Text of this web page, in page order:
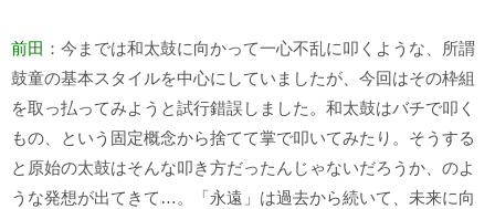
前田 ：今までは和太鼓に向かって一心不乱に叩くような、所謂
鼓童の基本スタイルを中心にしていましたが、今回はその枠組
を取っ払ってみようと試行錯誤しました。和太鼓はバチで叩く
もの、という固定概念から捨てて掌で叩いてみたり。そうする
と原始の太鼓はそんな叩き方だったんじゃないだろうか、のよ
うな発想が出てきて…。「永遠」は過去から続いて、未来に向